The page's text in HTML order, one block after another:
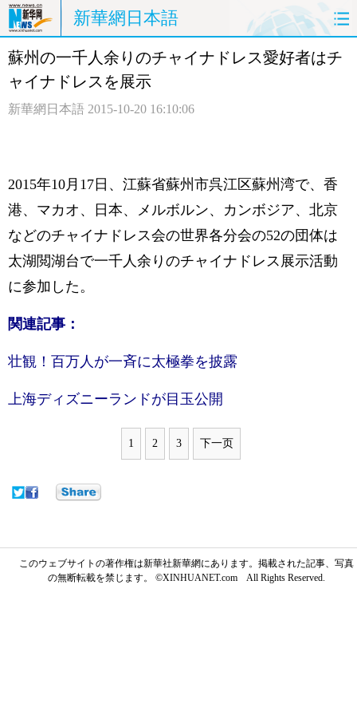
新華網日本語
ホームページ 政治 経済
中日対訳
蘇州の一千人余りのチャイナドレス愛好者はチ
ャイナドレスを展示
新華網日本語 2015-10-20 16:10:06
2015年10月17日、江蘇省蘇州市呉江区蘇州湾で、香
港、マカオ、日本、メルボルン、カンボジア、北京
などのチャイナドレス会の世界各分会の52の団体は
太湖閲湖台で一千人余りのチャイナドレス展示活動
に参加した。
関連記事：
壮観！百万人が一斉に太極拳を披露
上海ディズニーランドが目玉公開
1 2 3 下一页
このウェブサイトの著作権は新華社新華網にあります。掲載された記事、写真
の無断転載を禁じます。 ©XINHUANET.com All Rights Reserved.